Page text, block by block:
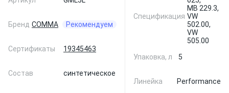
Бренд COMMA Рекомендуем
Сертификаты 19345463
Состав синтетическое
Спецификация
MB 229.3,
VW
502.00,
VW
505.00
Упаковка, л
5
Линейка Performance